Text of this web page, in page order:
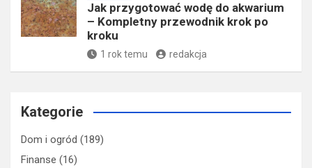
Jak przygotować wodę do akwarium
– Kompletny przewodnik krok po
kroku
1 rok temu redakcja
Kategorie
Dom i ogród (189)
Finanse (16)